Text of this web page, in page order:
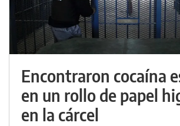
Encontraron cocaína
en un rollo de papel
en la cárcel